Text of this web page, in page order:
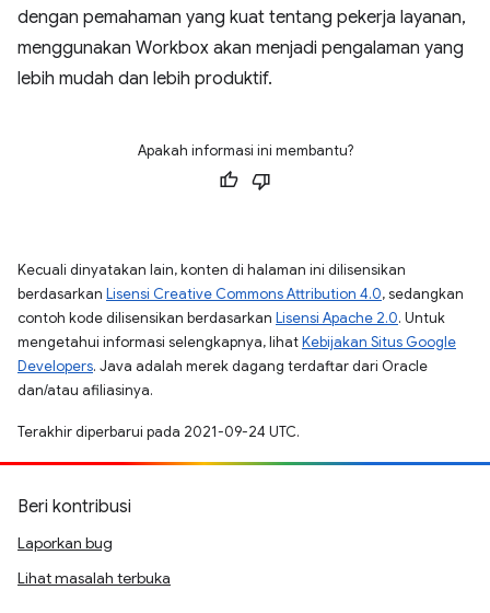
dengan pemahaman yang kuat tentang pekerja layanan,
menggunakan Workbox akan menjadi pengalaman yang
lebih mudah dan lebih produktif.
Apakah informasi ini membantu?
Kecuali dinyatakan lain, konten di halaman ini dilisensikan
berdasarkan Lisensi Creative Commons Attribution 4.0, sedangkan
contoh kode dilisensikan berdasarkan Lisensi Apache 2.0. Untuk
mengetahui informasi selengkapnya, lihatKebijakan Situs Google
Developers. Java adalah merek dagang terdaftar dari Oracle
dan/atau afiliasinya.
Terakhir diperbarui pada 2021-09-24 UTC.
Beri kontribusi
Laporkan bug
Lihat masalah terbuka